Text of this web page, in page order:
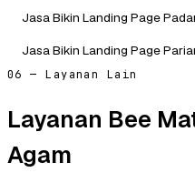
Jasa Bikin Landing Page
Jasa Bikin Landing Page
06 — Layanan Lain
Layanan Bee
Agam